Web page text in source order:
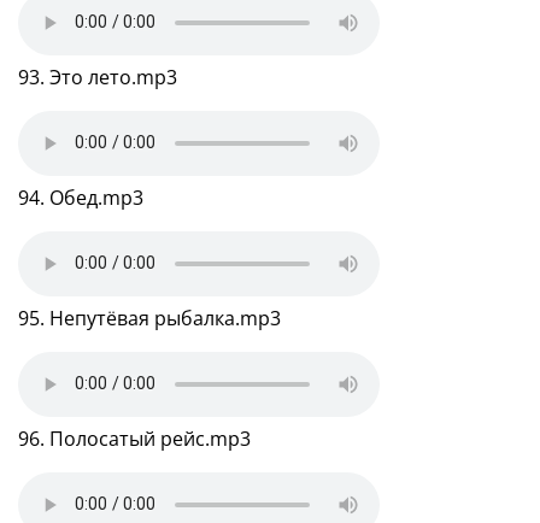
93. Это лето.mp3
94. Обед.mp3
95. Непутёвая рыбалка.mp3
96. Полосатый рейс.mp3